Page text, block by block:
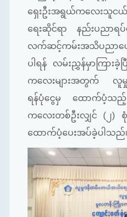
ရှေးဦးအရွယ်ကလေးသူငယ်
ရေးဆိုင်ရာ နည်းပညာရ
လက်ဆင့်ကမ်းအသိပညာပေး
ပါရန် လမ်းညွှန်မှာကြားခဲ့
ကလေးများအတွက် လူမှု
ရန်ပုံငွေမှ ထောက်ပံ့သည့်
ကလေးတစ်ဦးလျှင် (၂) စုံ
ထောက်ပံ့ပေးအပ်ခဲ့ပါသည်